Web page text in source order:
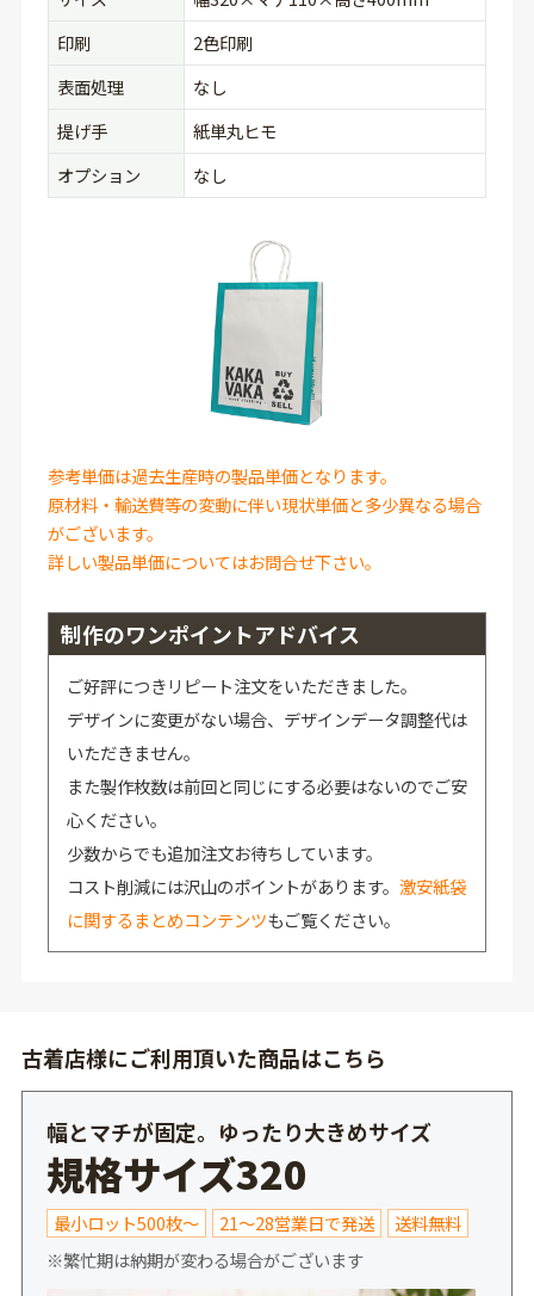
印刷
2色印刷
表面処理
なし
提げ手
紙単丸ヒモ
オプション
なし
参考単価は過去生産時の製品単価となります。
原材料・輸送費等の変動に伴い現状単価と多少異なる場合
がございます。
詳しい製品単価についてはお問合せ下さい。
制作のワンポイントアドバイス
ご好評につきリピート注文をいただきました。
デザインに変更がない場合、デザインデータ調整代は
いただきません。
また製作枚数は前回と同じにする必要はないのでご安
心ください。
少数からでも追加注文お待ちしています。
コスト削減には沢山のポイントがあります。 激安紙袋
に関するまとめコンテンツもご覧ください。
古着店様にご利用頂いた商品はこちら
幅とマチが固定。ゆったり大きめサイズ
規格サイズ320
最小ロット500枚～ 21～28営業日で発送
送料無料
※繁忙期は納期が変わる場合がございます